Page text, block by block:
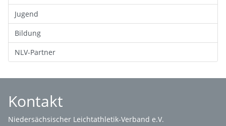
Jugend
Bildung
NLV-Partner
Kontakt
Niedersächsischer Leichtathletik-Verband e.V.